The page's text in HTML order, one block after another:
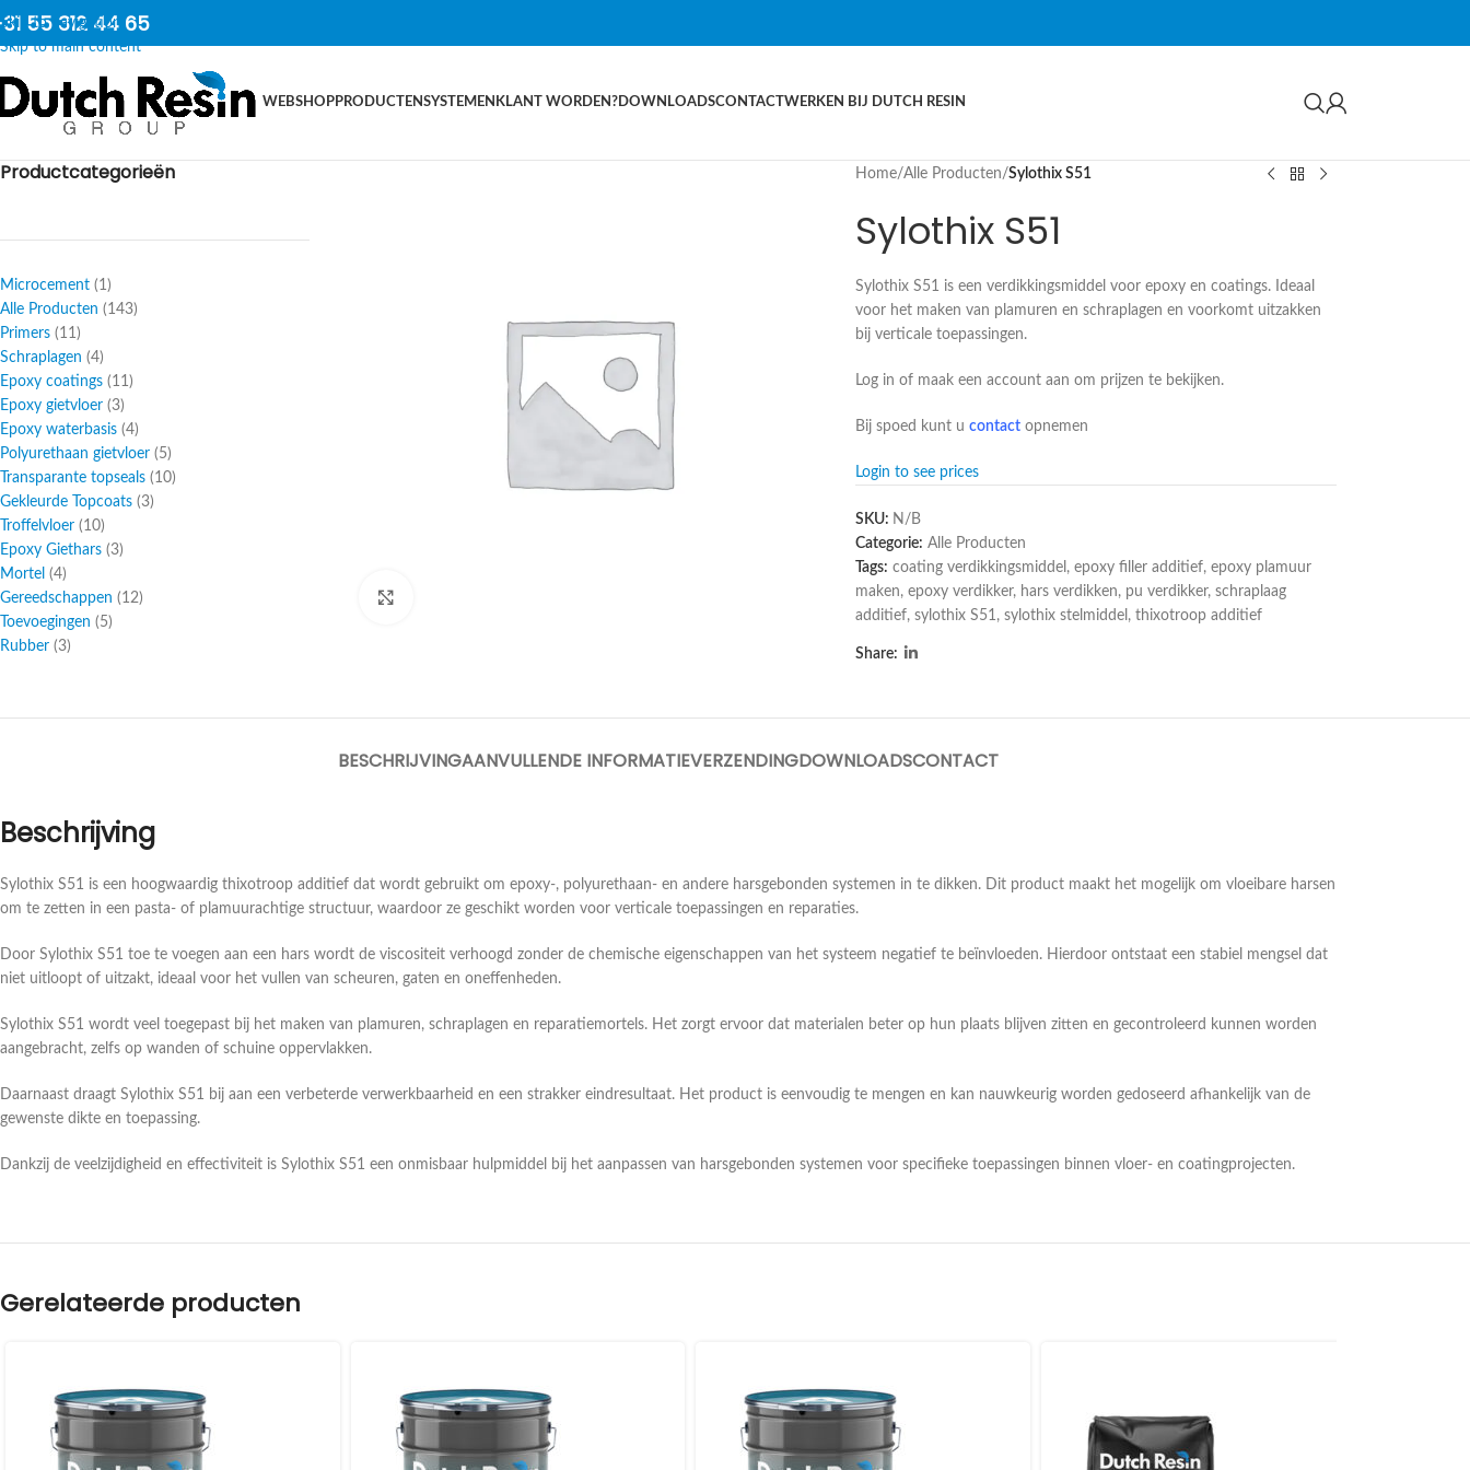
Skip to navigation
Skip to main content
55 312 44 65
WEBSHOPPRODUCTENSYSTEMEN KLANT WORDEN?DOWNLOADSCONTACTWERKEN BIJ DUTCH RESIN
Productcategorieën
Microcement
1
Alle Producten
143
Primers
11
Schraplagen
4
Epoxy coatings
11
Epoxy gietvloer 3
Epoxy waterbasis 4
Polyurethaan gietvloer
5
Transparante topseals
10
Gekleurde Topcoats 3
Troffelvloer
10
Epoxy Giethars 3
Mortel
4
Gereedschappen
12
Toevoegingen
5
Rubber 3
Home/Alle Producten/Sylothix S51
Sylothix S51
Sylothix S51 is een verdikkingsmiddel voor epoxy en coatings. Ideaal
voor het maken van plamuren en schraplagen en voorkomt uitzakken
bij verticale toepassingen.
Log in of maak een account aan om prijzen te bekijken.
Bij spoed kunt ucontact opnemen
Login to see prices
SKU: N/B
Categorie: Alle Producten
Tags: coating verdikkingsmiddel , epoxy filler additief, epoxy plamuur
maken, epoxy verdikker, hars verdikken, pu verdikker, schraplaag
additief, sylothix S51, sylothix stelmiddel , thixotroop additief
Share:
BESCHRIJVINGAANVULLENDE INFORMATIEVERZENDINGDOWNLOADSCONTACT
Beschrijving
Sylothix S51 is een hoogwaardig thixotroop additief dat wordt gebruikt om epoxy-, polyurethaan- en andere harsgebonden systemen in te dikken. Dit product maakt het mogelijk om vloeibare harsen
om te zetten in een pasta- of plamuurachtige structuur, waardoor ze geschikt worden voor verticale toepassingen en reparaties.
Door Sylothix S51 toe te voegen aan een hars wordt de viscositeit verhoogd zonder de chemische eigenschappen van het systeem negatief te beïnvloeden. Hierdoor ontstaat een stabiel mengsel dat
niet uitloopt of uitzakt, ideaal voor het vullen van scheuren, gaten en oneffenheden.
Sylothix S51 wordt veel toegepast bij het maken van plamuren, schraplagen en reparatiemortels. Het zorgt ervoor dat materialen beter op hun plaats blijven zitten en gecontroleerd kunnen worden
aangebracht, zelfs op wanden of schuine oppervlakken.
Daarnaast draagt Sylothix S51 bij aan een verbeterde verwerkbaarheid en een strakker eindresultaat. Het product is eenvoudig te mengen en kan nauwkeurig worden gedoseerd afhankelijk van de
gewenste dikte en toepassing.
Dankzij de veelzijdigheid en effectiviteit is Sylothix S51 een onmisbaar hulpmiddel bij het aanpassen van harsgebonden systemen voor specifieke toepassingen binnen vloer- en coatingprojecten.
Gerelateerde producten